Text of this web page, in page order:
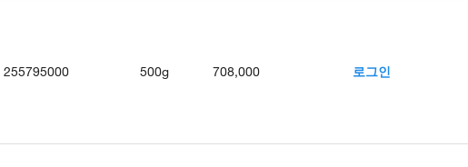
255795000 500g 708,000 로그인